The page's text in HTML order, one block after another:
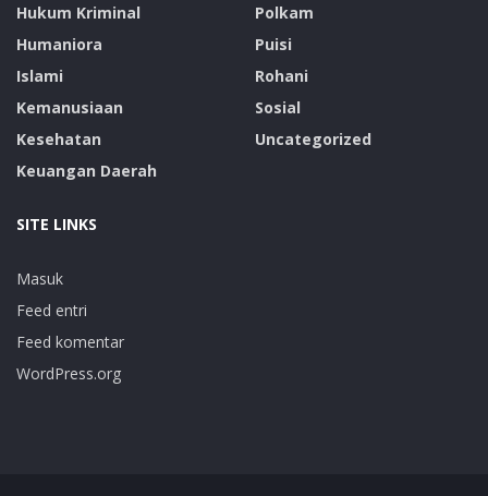
Hukum Kriminal
Humaniora
Islami
Kemanusiaan
Kesehatan
Keuangan Daerah
Polkam
Puisi
Rohani
Sosial
Uncategorized
SITE LINKS
Masuk
Feed entri
Feed komentar
WordPress.org